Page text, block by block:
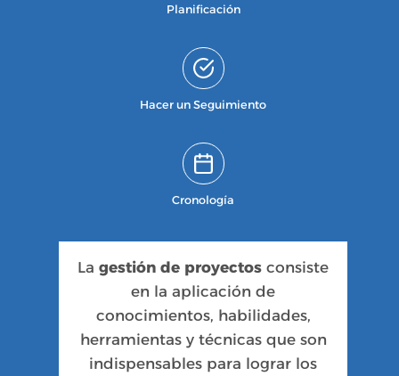
Planificación
Hacer un Seguimiento
Cronología
La gestión de proyectos consiste
en la aplicación de
conocimientos, habilidades,
herramientas y técnicas que son
indispensables para lograr los